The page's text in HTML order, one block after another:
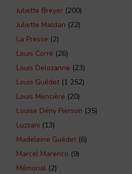
Juliette Breyer (200)
Juliette Maldan (22)
La Presse (2)
Louis Corré (26)
Louis Delozanne (23)
Louis Guédet(1 252)
Louis Mencière (20)
Louise Dény Pierson (35)
Luzzani (13)
Madeleine Guédet(6)
Marcel Marenco (9)
Mémorial (2)